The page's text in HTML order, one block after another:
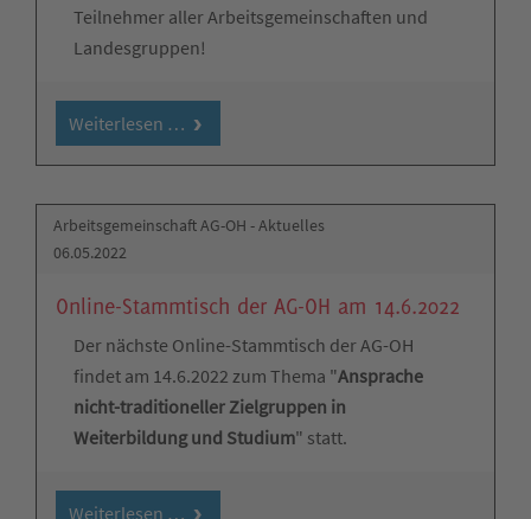
Teilnehmer aller Arbeitsgemeinschaften und
Landesgruppen!
Weiterlesen …
Arbeitsgemeinschaft AG-OH - Aktuelles
06.05.2022
Online-Stammtisch der AG-OH am 14.6.2022
Der nächste Online-Stammtisch der AG-OH
findet am 14.6.2022 zum Thema "Ansprache
nicht-traditioneller Zielgruppen in
Weiterbildung und Studium" statt.
Weiterlesen …